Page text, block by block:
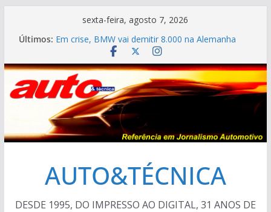
conteúdo
sexta-feira, agosto 7, 2026
Últimos:
Ferrari Luce 2026: esgotada em dois meses
Em crise, BMW vai demitir 8.000 na Alemanha
VÍDEO ESPECIAL: os antigos no “Poços Classic
Car 2026”
AUTO&TÉCNICA FILES #139 – Chevrolet Calibra
1993
Cristiano Ronaldo mostra sua garagem
AUTO&TÉCNICA
DESDE 1995, DO IMPRESSO AO DIGITAL, 31 ANOS DE